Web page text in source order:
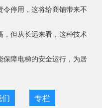
令停用，这将给商铺带来不
但从长远来看，这种技术
障电梯的安全运行，为居
专栏